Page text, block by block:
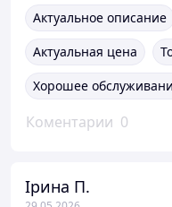
Актуальное описание
Актуальная цена
Хорошее
Коментарии 0
Ірина П.